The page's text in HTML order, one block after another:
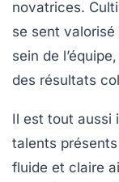
novatrices.
se sent
sein de
des résultats
Il est tout aussi
talents
fluide et claire